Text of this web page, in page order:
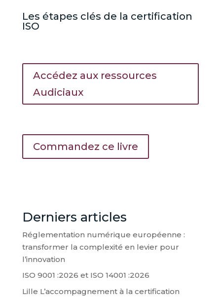
Les étapes clés de la certification
ISO
Accédez aux ressources
Audiciaux
Commandez ce livre
Derniers articles
Réglementation numérique européenne :
transformer la complexité en levier pour
l’innovation
ISO 9001 :2026 et ISO 14001 :2026
Lille L’accompagnement à la certification